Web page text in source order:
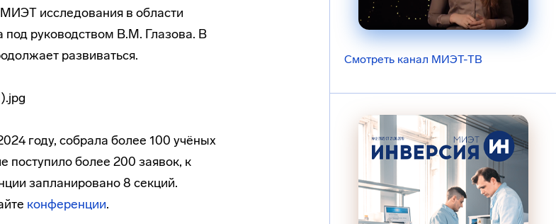
исследования в области
под руководством В.М. Глазова. В
развиваться.
году, собрала более 100 учёных
поступило более 200 заявок, к
запланировано 8 секций.
конференции.
Смотреть канал МИЭТ-ТВ